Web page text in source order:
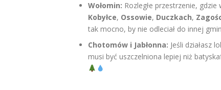
Wołomin: Rozległe przestrzenie,
Kobyłce, Ossowie, Duczkach,
tak mocno, by nie odleciał do innej
Chotomów i Jabłonna: Jeśli działasz
musi być uszczelniona lepiej niż